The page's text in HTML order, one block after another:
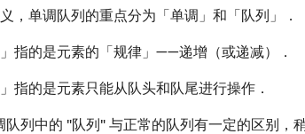
，单调队列的重点分为「单调」和「队列」．
」指的是元素的「规律」——递增（或递减）．
」指的是元素只能从队头和队尾进行操作．
队列中的 "队列" 与正常的队列有一定的区别，